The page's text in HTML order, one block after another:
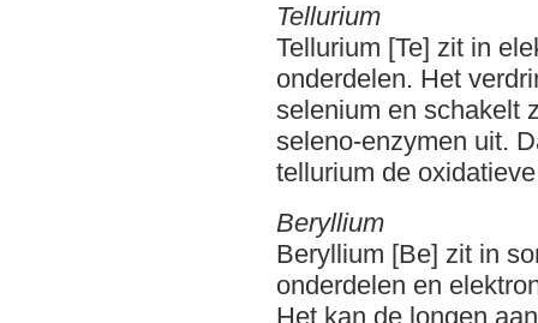
Tellurium
Tellurium [Te] zit in
onderdelen. Het
selenium en schakelt
seleno-enzymen uit.
tellurium de
Beryllium
Beryllium [Be] zit in
onderdelen en
Het kan de longen